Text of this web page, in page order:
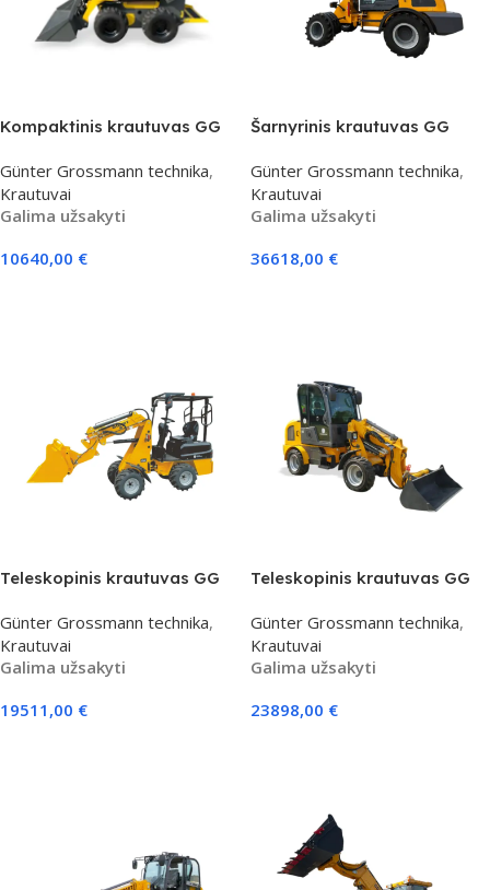
Kompaktinis krautuvas GG
Günter Grossmann technika,
Krautuvai
Galima užsakyti
10640,00 €
Šarnyrinis krautuvas GG
Günter Grossmann technika,
Krautuvai
Galima užsakyti
36618,00 €
Teleskopinis krautuvas GG
Günter Grossmann technika,
Krautuvai
Galima užsakyti
19511,00 €
Teleskopinis krautuvas GG
Günter Grossmann technika,
Krautuvai
Galima užsakyti
23898,00 €